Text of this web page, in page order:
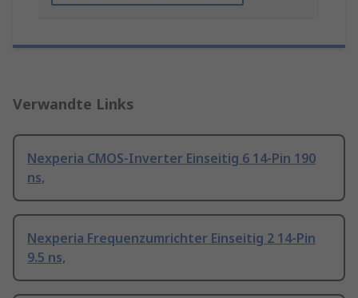
Verwandte Links
Nexperia CMOS-Inverter Einseitig 6 14-Pin 190
ns,
Nexperia Frequenzumrichter Einseitig 2 14-Pin
9.5 ns,